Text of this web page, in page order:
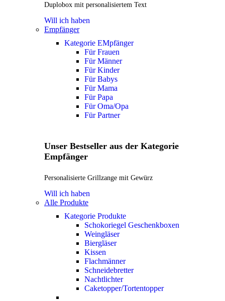
Duplobox mit personalisiertem Text
Will ich haben
Empfänger
Kategorie EMpfänger
Für Frauen
Für Männer
Für Kinder
Für Babys
Für Mama
Für Papa
Für Oma/Opa
Für Partner
Unser Bestseller aus der Kategorie
Empfänger
Personalisierte Grillzange mit Gewürz
Will ich haben
Alle Produkte
Kategorie Produkte
Schokoriegel Geschenkboxen
Weingläser
Biergläser
Kissen
Flachmänner
Schneidebretter
Nachtlichter
Caketopper/Tortentopper